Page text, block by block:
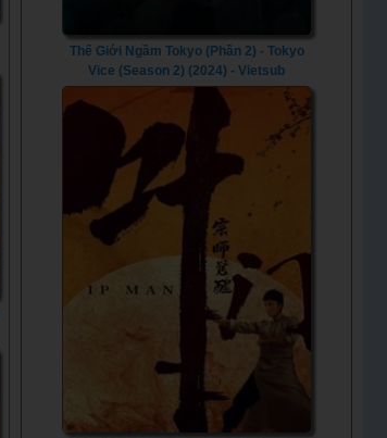
Thế Giới Ngầm Tokyo (Phần 2) - Tokyo
Vice (Season 2) (2024) - Vietsub